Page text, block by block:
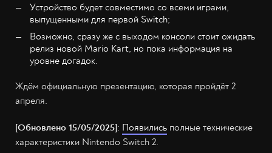
Устройство будет совместимо со всеми играми,
выпущенными для первой Switch;
Возможно, сразу же с выходом консоли стоит ожидать
релиз новой Mario Kart, но пока информация на
уровне догадок.
Ждём официальную презентацию, которая пройдёт 2
апреля.
[Обновлено 15/05/2025]: Появились полные технические
характеристики Nintendo Switch 2.